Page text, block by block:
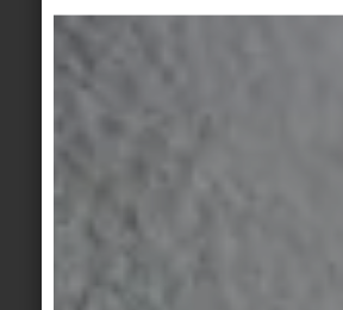
Wer das Restaurant betritt, wird
auch andere Marken, die Fliesen